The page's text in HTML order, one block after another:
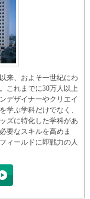
来、およそ一世紀にわ
これまでに30万人以上
デザイナーやクリエイ
学ぶ学科だけでなく、
ズに特化した学科があ
要なスキルを高めま
ィールドに即戦力の人